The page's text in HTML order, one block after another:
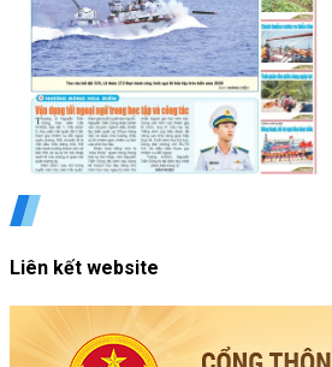
Liên kết website